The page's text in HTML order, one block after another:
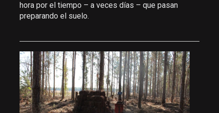
hora por el tiempo – a veces días – que pasan
preparando el suelo.